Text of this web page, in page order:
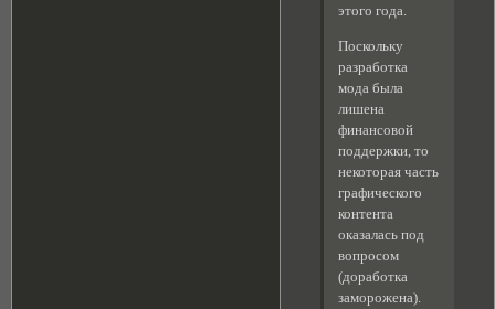
этого года.
Поскольку
разработка
мода была
лишена
финансовой
поддержки, то
некоторая часть
графического
контента
оказалась под
вопросом
(доработка
заморожена).